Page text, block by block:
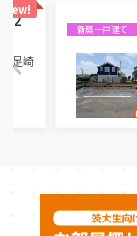
New!
2
足崎
新築一戸建て